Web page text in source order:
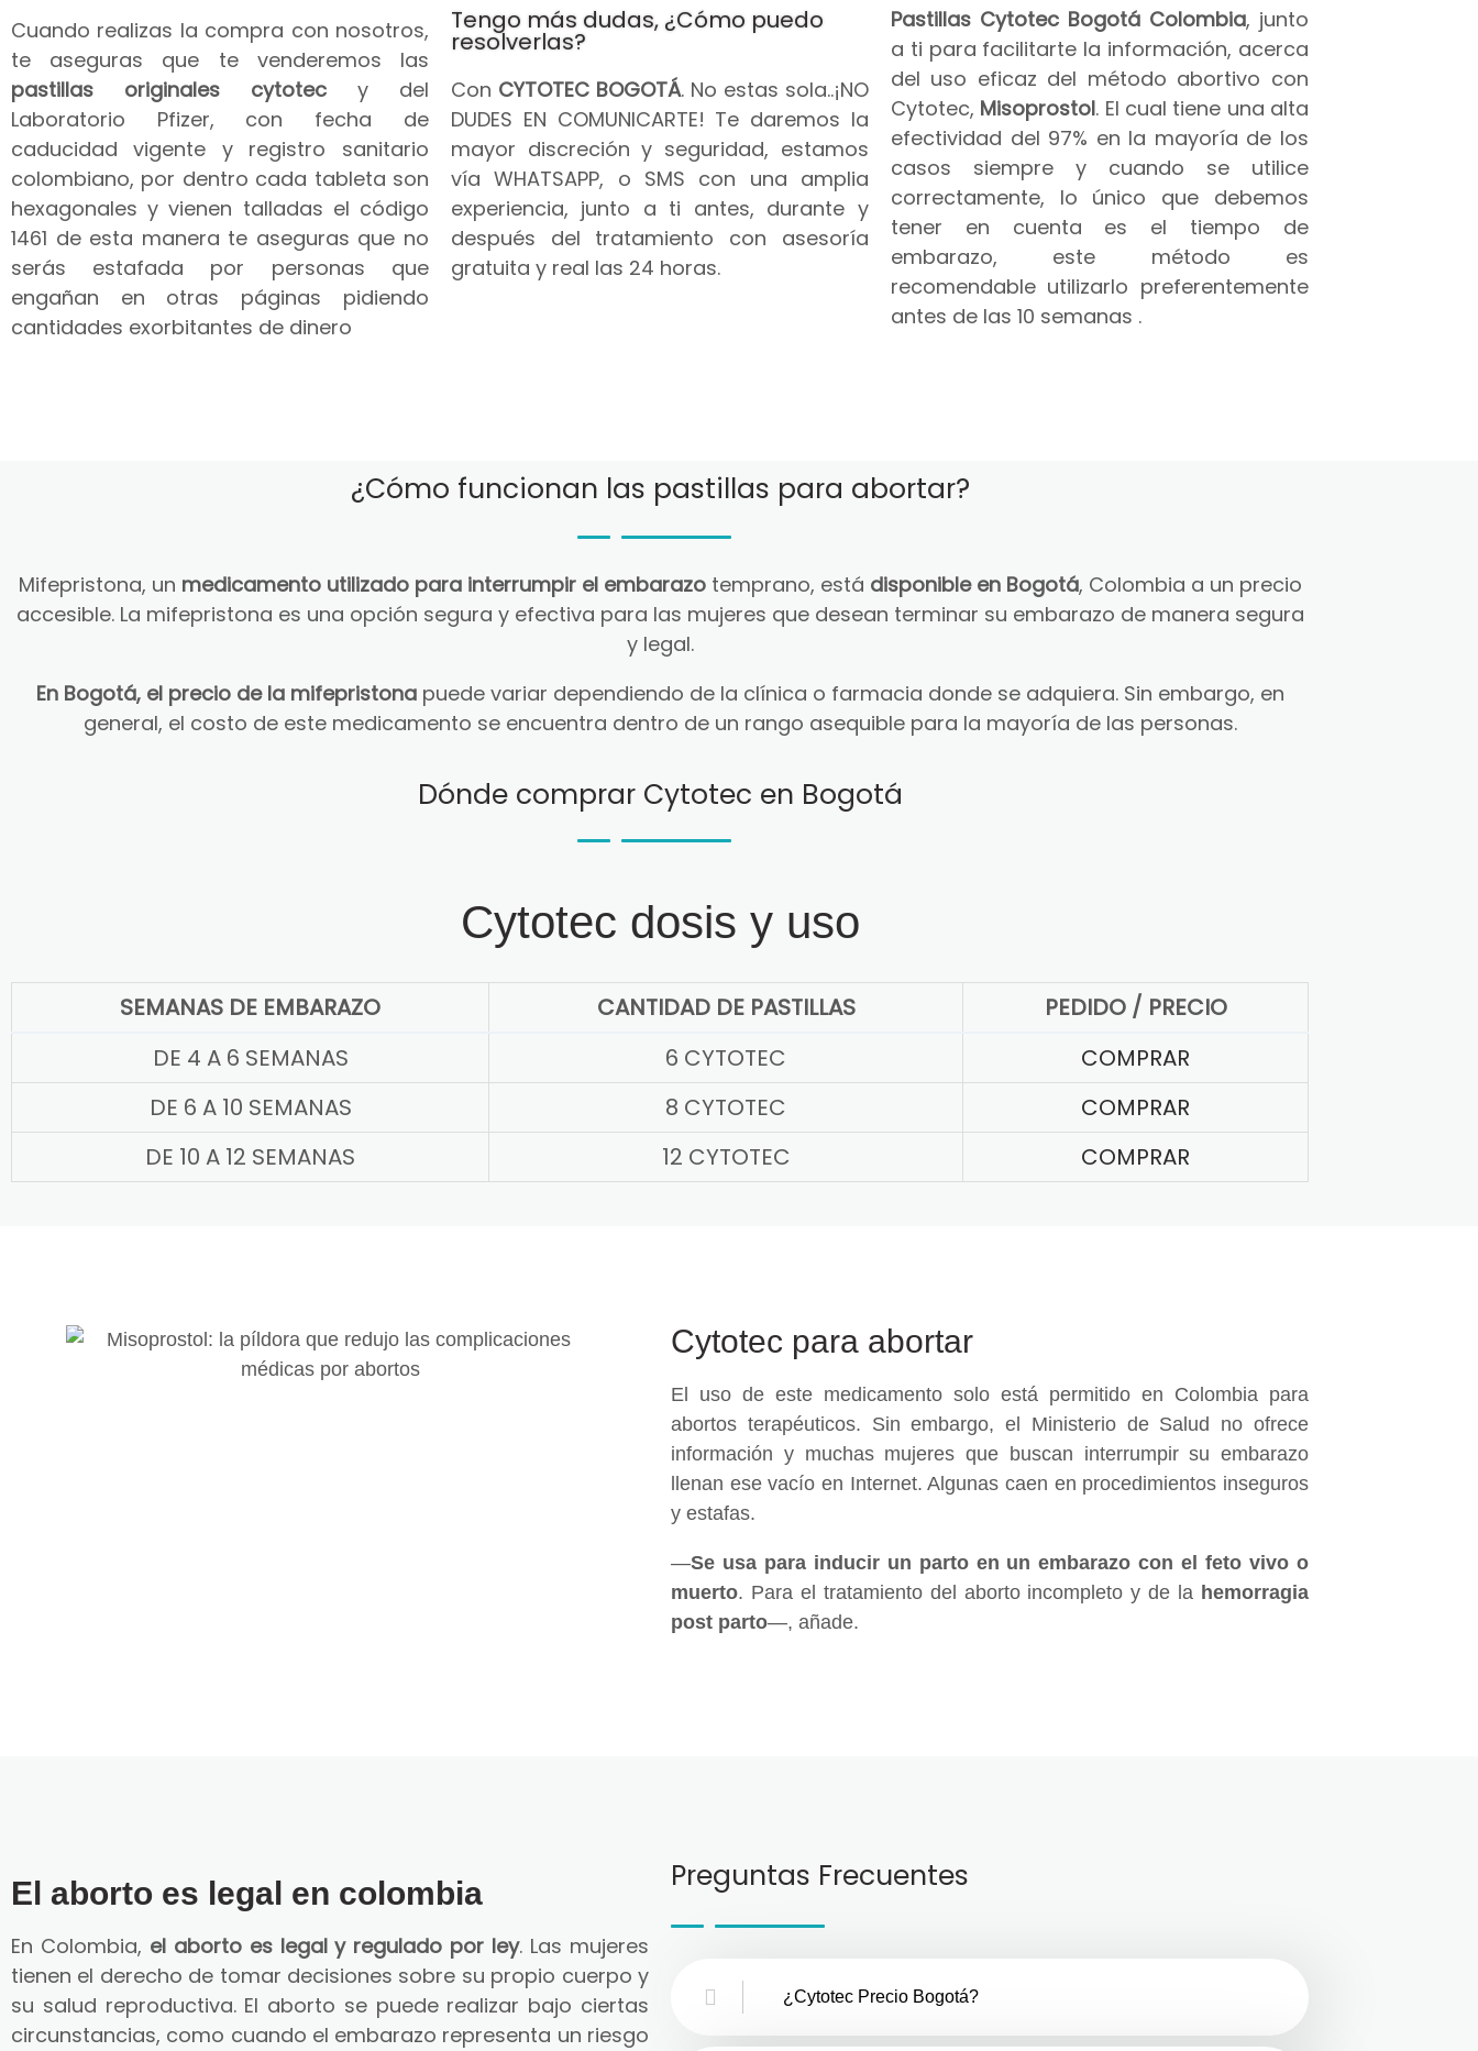
Cuando realizas la compra con nosotros,
te aseguras que te venderemos las
pastillas originales cytotec y del
Laboratorio Pfizer, con fecha de
caducidad vigente y registro sanitario
colombiano, por dentro cada tableta son
hexagonales y vienen talladas el código
1461 de esta manera te aseguras que no
serás estafada por personas que
engañan en otras páginas pidiendo
cantidades exorbitantes de dinero
Tengo más dudas, ¿Cómo puedo
resolverlas?
Con CYTOTEC BOGOTÁ. No estas sola..¡NO
DUDES EN COMUNICARTE! Te daremos la
mayor discreción y seguridad, estamos
vía WHATSAPP, o SMS con una amplia
experiencia, junto a ti antes, durante y
después del tratamiento con asesoría
gratuita y real las 24 horas.
Pastillas Cytotec Bogotá Colombia, junto
a ti para facilitarte la información, acerca
del uso eficaz del método abortivo con
Cytotec, Misoprostol. El cual tiene una alta
efectividad del 97% en la mayoría de los
casos siempre y cuando se utilice
correctamente, lo único que debemos
tener en cuenta es el tiempo de
embarazo, este método es
recomendable utilizarlo preferentemente
antes de las 10 semanas .
¿Cómo funcionan las pastillas para abortar?
Mifepristona, un medicamento utilizado para interrumpir el embarazotemprano, está disponible en Bogotá, Colombia a un precio
accesible. La mifepristona es una opción segura y efectiva para las mujeres que desean terminar su embarazo de manera segura
y legal.
En Bogotá, el precio de la mifepristonapuede variar dependiendo de la clínica o farmacia donde se adquiera. Sin embargo, en
general, el costo de este medicamento se encuentra dentro de un rango asequible para la mayoría de las personas.
Dónde comprar Cytotec en Bogotá
Cytotec dosis y uso
SEMANAS DE EMBARAZO CANTIDAD DE PASTILLAS
PEDIDO / PRECIO
DE 4 A 6 SEMANAS
6 CYTOTEC
COMPRAR
DE 6 A 10 SEMANAS
8 CYTOTEC
COMPRAR
DE 10 A 12 SEMANAS
12 CYTOTEC COMPRAR
Cytotec para abortar
El uso de este medicamento solo está permitido en Colombia para
abortos terapéuticos. Sin embargo, el Ministerio de Salud no ofrece
información y muchas mujeres que buscan interrumpir su embarazo
llenan ese vacío en Internet. Algunas caen en procedimientos inseguros
y estafas.
—Se usa para inducir un parto en un embarazo con el feto vivo o
muerto. Para el tratamiento del aborto incompleto y de la hemorragia
post parto—, añade.
El aborto es legal en colombia
En Colombia, el aborto es legal y regulado por ley. Las mujeres
tienen el derecho de tomar decisiones sobre su propio cuerpo y
su salud reproductiva. El aborto se puede realizar bajo ciertas
circunstancias, como cuando el embarazo representa un riesgo
Preguntas Frecuentes
¿Cytotec Precio Bogotá?